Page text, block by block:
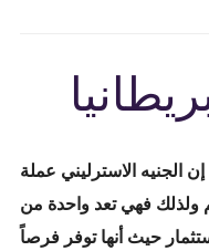
الجنيه الاسترليني عملة
ولذلك فهي تعد واحدة من
حيث أنها توفر فرصاً